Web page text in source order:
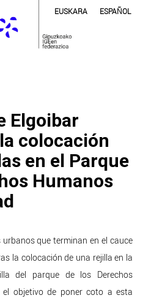
EUSKARA ESPAÑOL
Elgoibar
colocación
en el Parque
Humanos
que terminan en el cauce
la colocación de una rejilla en la
del parque de los Derechos
objetivo de poner coto a esta